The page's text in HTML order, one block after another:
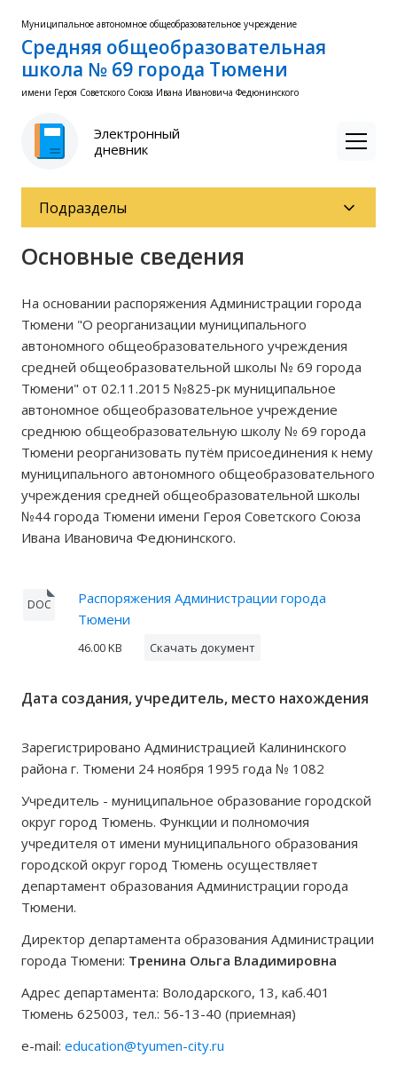
Муниципальное автономное общеобразовательное учреждение
Средняя общеобразовательная
школа № 69 города Тюмени
имени Героя Советского Союза Ивана Ивановича Федюнинского
Электронный
дневник
Подразделы
Основные сведения
На основании распоряжения Администрации города
Тюмени "О реорганизации муниципального
автономного общеобразовательного учреждения
средней общеобразовательной школы № 69 города
Тюмени" от 02.11.2015 №825-рк муниципальное
автономное общеобразовательное учреждение
среднюю общеобразовательную школу № 69 города
Тюмени реорганизовать путём присоединения к нему
муниципального автономного общеобразовательного
учреждения средней общеобразовательной школы
№44 города Тюмени имени Героя Советского Союза
Ивана Ивановича Федюнинского.
DOC
Распоряжения Администрации города
Тюмени
46.00 KB Скачать документ
Дата создания, учредитель, место нахождения
Зарегистрировано Администрацией Калининского
района г. Тюмени 24 ноября 1995 года № 1082
Учредитель - муниципальное образование городской
округ город Тюмень. Функции и полномочия
учредителя от имени муниципального образования
городской округ город Тюмень осуществляет
департамент образования Администрации города
Тюмени.
Директор департамента образования Администрации
города Тюмени: Тренина Ольга Владимировна
Адрес департамента: Володарского, 13, каб.401
Тюмень 625003, тел.: 56-13-40 (приемная)
e-mail: education@tyumen-city.ru